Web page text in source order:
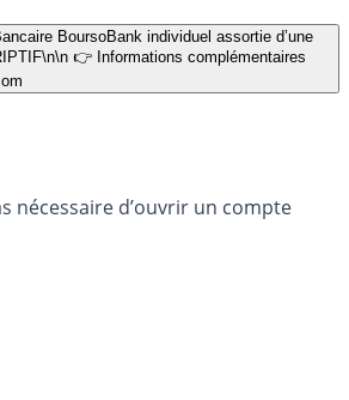
BoursoBank individuel assortie d’une
👉 Informations complémentaires
nécessaire d’ouvrir un compte